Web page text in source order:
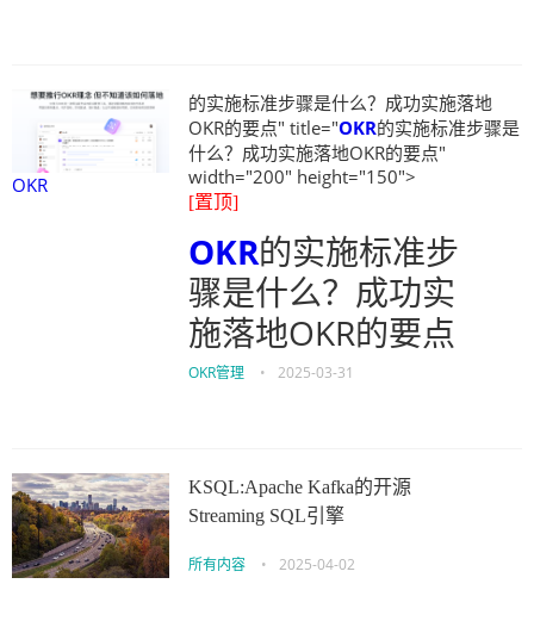
OKR
的实施标准步骤是什么？成功实施落地
OKR的要点" title="OKR的实施标准步骤是
什么？成功实施落地OKR的要点"
width="200" height="150">
[置顶]
OKR的实施标准步
骤是什么？成功实
施落地OKR的要点
OKR管理 • 2025-03-31
KSQL:Apache Kafka的开源
Streaming SQL引擎
所有内容 • 2025-04-02